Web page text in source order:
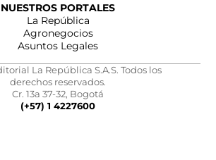
NUESTROS PORTALES
La República
Agronegocios
Asuntos Legales
La República S.A.S. Todos los
derechos reservados.
Cr. 13a 37-32, Bogotá
(+57) 1 4227600